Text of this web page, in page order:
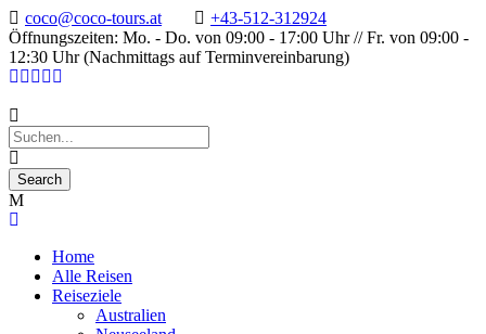
coco@coco-tours.at
+43-512-312924
Öffnungszeiten: Mo. - Do. von 09:00 - 17:00 Uhr // Fr. von 09:00 -
12:30 Uhr (Nachmittags auf Terminvereinbarung)
Home
Alle Reisen
Reiseziele
Australien